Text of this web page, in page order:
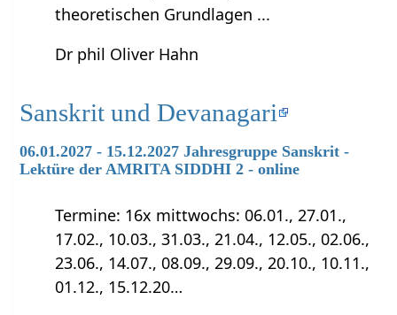
theoretischen Grundlagen ...
Dr phil Oliver Hahn
Sanskrit und Devanagari
06.01.2027 - 15.12.2027 Jahresgruppe Sanskrit -
Lektüre der AMRITA SIDDHI 2 - online
Termine: 16x mittwochs: 06.01., 27.01.,
17.02., 10.03., 31.03., 21.04., 12.05., 02.06.,
23.06., 14.07., 08.09., 29.09., 20.10., 10.11.,
01.12., 15.12.20…